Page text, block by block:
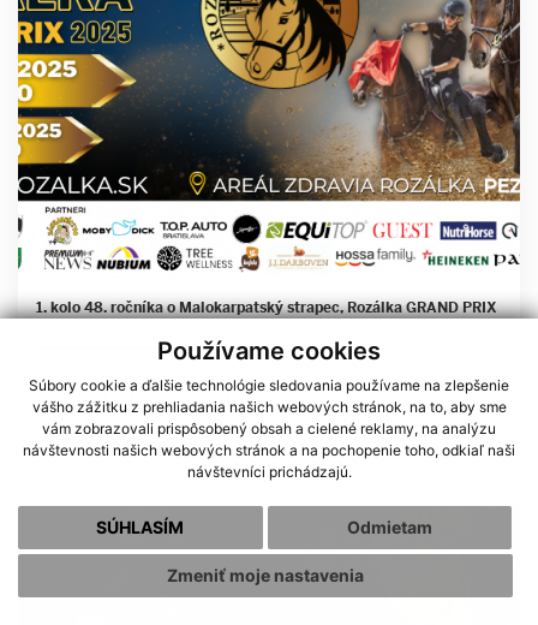
Používame cookies
Súbory cookie a ďalšie technológie sledovania používame na zlepšenie
vášho zážitku z prehliadania našich webových stránok, na to, aby sme
vám zobrazovali prispôsobený obsah a cielené reklamy, na analýzu
návštevnosti našich webových stránok a na pochopenie toho, odkiaľ naši
návštevníci prichádzajú.
SÚHLASÍM Odmietam
Zmeniť moje nastavenia
1. kolo 48. ročníka o Malokarpatský strapec, Rozálka GRAND PRIX
Víkend plný koní, hier a adrenalínu –
zážitky pre celú rodinu na ROZÁLKE!